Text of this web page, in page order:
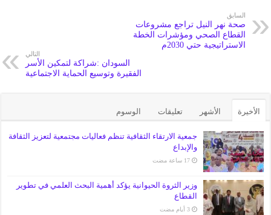
السابق
صحة نهر النيل تراجع مشروعات
القطاع الصحي ومؤشرات الخطة
الاستراتيجية حتي 2030م
التالي
السودان :شراكة لتمكين الأسر
الفقيرة وتوسيع الحماية الاجتماعية
الأخيرة الأشهر تعليقات الوسوم
جمعية الارتقاء الثقافية تنظم فعاليات مجتمعية لتعزيز الثقافة
والإبداع
‏17 ساعة مضت
وزير الثروة الحيوانية يؤكد أهمية البحث العلمي في تطوير
القطاع
‏3 أيام مضت